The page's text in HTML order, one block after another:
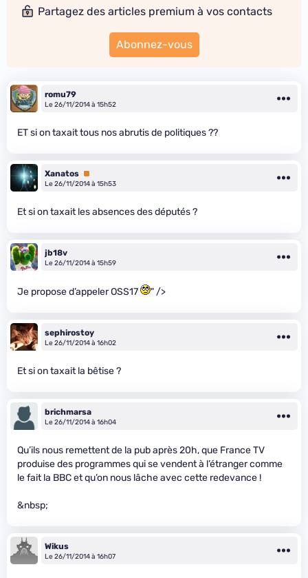
Partagez des articles premium à vos contacts
Abonnez-vous
romu79
Le 26/11/2014 à 15h52
ET si on taxait tous nos abrutis de politiques ??
Xanatos Premium
Le 26/11/2014 à 15h53
Et si on taxait les absences des députés ?
jb18v
Le 26/11/2014 à 15h59
Je propose d’appeler OSS17 " />
sephirostoy
Le 26/11/2014 à 16h02
Et si on taxait la bêtise ?
brichmarsa
Le 26/11/2014 à 16h04
Qu’ils nous remettent de la pub après 20h, que France TV
produise des programmes qui se vendent à l’étranger comme
le fait la BBC et qu’on nous lâche avec cette redevance !
&nbsp;
Wikus
Le 26/11/2014 à 16h07